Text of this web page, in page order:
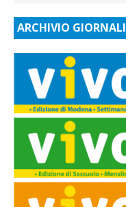
ARCHIVIO GIORNALI